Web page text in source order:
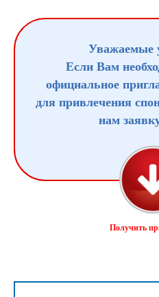
Уважаемые
Если Вам
официальное
для привлечения
нам
Получить